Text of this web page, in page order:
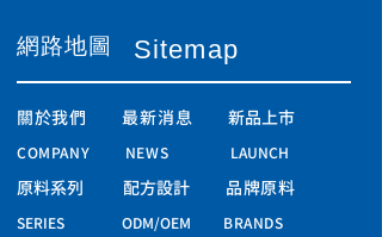
​網路地圖 Sitemap
關於我們最新消息 新品上市
COMPANY NEWS LAUNCH
原料系列 配方設計 品牌原料
SERIES ODM/OEM BRANDS